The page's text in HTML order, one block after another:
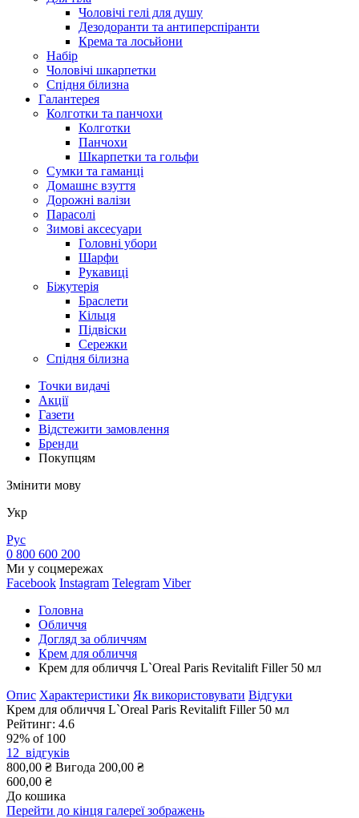
Чоловічі гелі для душу
Дезодоранти та антиперспіранти
Крема та лосьйони
Набір
Чоловічі шкарпетки
Спідня білизна
Галантерея
Колготки та панчохи
Колготки
Панчохи
Шкарпетки та гольфи
Сумки та гаманці
Домашнє взуття
Дорожні валізи
Парасолі
Зимові аксесуари
Головні убори
Шарфи
Рукавиці
Біжутерія
Браслети
Кільця
Підвіски
Сережки
Спідня білизна
Точки видачi
Акції
Газети
Відстежити замовлення
Бренди
Покупцям
Змінити мову
Укр
Рус
0 800 600 200
Ми у соцмережах
Facebook Instagram Telegram Viber
Головна
Обличчя
Догляд за обличчям
Крем для обличчя
Крем для обличчя L`Oreal Paris Revitalift Filler 50 мл
Опис Характеристики Як використовувати Відгуки
Крем для обличчя L`Oreal Paris Revitalift Filler 50 мл
Рейтинг: 4.6
92% of 100
12 відгуків
800,00 ₴ Вигода 200,00 ₴
600,00 ₴
До кошика
Перейти до кінця галереї зображень